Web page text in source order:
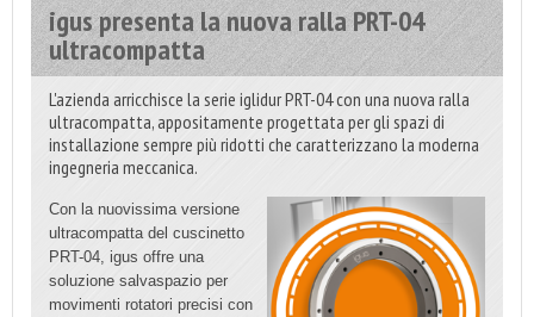
igus presenta la nuova ralla PRT-04
ultracompatta
L'azienda arricchisce la serie iglidur PRT-04 con una nuova ralla
ultracompatta, appositamente progettata per gli spazi di
installazione sempre più ridotti che caratterizzano la moderna
ingegneria meccanica.
Con la nuovissima versione
ultracompatta del cuscinetto
PRT-04, igus offre una
soluzione salvaspazio per
movimenti rotatori precisi con